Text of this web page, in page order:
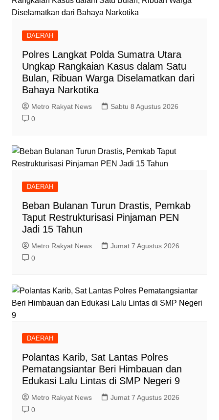
DAERAH
Polres Langkat Polda Sumatra Utara
Ungkap Rangkaian Kasus dalam Satu
Bulan, Ribuan Warga Diselamatkan dari
Bahaya Narkotika
Metro Rakyat News
Sabtu 8 Agustus 2026
0
DAERAH
Beban Bulanan Turun Drastis, Pemkab
Taput Restrukturisasi Pinjaman PEN
Jadi 15 Tahun‎
Metro Rakyat News
Jumat 7 Agustus 2026
0
DAERAH
Polantas Karib, Sat Lantas Polres
Pematangsiantar Beri Himbauan dan
Edukasi Lalu Lintas di SMP Negeri 9
Metro Rakyat News
Jumat 7 Agustus 2026
0